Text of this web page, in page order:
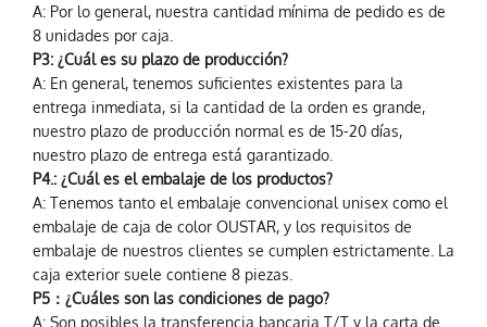
A: Por lo general, nuestra cantidad mínima de pedido es de
8 unidades por caja.
P3: ¿Cuál es su plazo de producción?
A: En general, tenemos suficientes existentes para la
entrega inmediata, si la cantidad de la orden es grande,
nuestro plazo de producción normal es de 15-20 días,
nuestro plazo de entrega está garantizado.
P4.: ¿Cuál es el embalaje de los productos?
A: Tenemos tanto el embalaje convencional unisex como el
embalaje de caja de color OUSTAR, y los requisitos de
embalaje de nuestros clientes se cumplen estrictamente. La
caja exterior suele contiene 8 piezas.
P5：¿Cuáles son las condiciones de pago?
A: Son posibles la transferencia bancaria T/T y la carta de